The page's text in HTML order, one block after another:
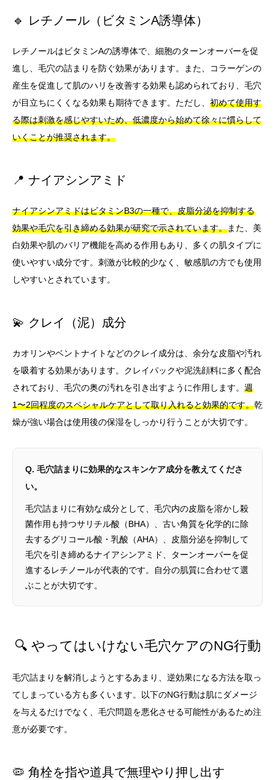
🔹 レチノール（ビタミンA誘導体）
レチノールはビタミンAの誘導体で、細胞のターンオーバーを促
進し、毛穴の詰まりを防ぐ効果があります。また、コラーゲンの
産生を促進して肌のハリを改善する効果も認められており、毛穴
が目立ちにくくなる効果も期待できます。ただし、 初めて使用す
る際は刺激を感じやすいため、低濃度から始めて徐々に慣らして
いくことが推奨されます。
📍 ナイアシンアミド
ナイアシンアミドはビタミンB3の一種で、皮脂分泌を抑制する
効果や毛穴を引き締める効果が研究で示されています。また、美
白効果や肌のバリア機能を高める作用もあり、多くの肌タイプに
使いやすい成分です。刺激が比較的少なく、敏感肌の方でも使用
しやすいとされています。
💫 クレイ（泥）成分
カオリンやベントナイトなどのクレイ成分は、余分な皮脂や汚れ
を吸着する効果があります。クレイパックや泥洗顔料に多く配合
されており、毛穴の奥の汚れを引き出すように作用します。 週
1〜2回程度のスペシャルケアとして取り入れると効果的です。乾
燥が強い場合は使用後の保湿をしっかり行うことが大切です。
Q. 毛穴詰まりに効果的なスキンケア成分を教えてくださ
い。
毛穴詰まりに有効な成分として、毛穴内の皮脂を溶かし殺
菌作用も持つサリチル酸（BHA）、古い角質を化学的に除
去するグリコール酸・乳酸（AHA）、皮脂分泌を抑制して
毛穴を引き締めるナイアシンアミド、ターンオーバーを促
進するレチノールが代表的です。自分の肌質に合わせて選
ぶことが大切です。
🔍 やってはいけない毛穴ケアのNG行動
毛穴詰まりを解消しようとするあまり、逆効果になる方法を取っ
てしまっている方も多くいます。以下のNG行動は肌にダメージ
を与えるだけでなく、毛穴問題を悪化させる可能性があるため注
意が必要です。
🦠 角栓を指や道具で無理やり押し出す